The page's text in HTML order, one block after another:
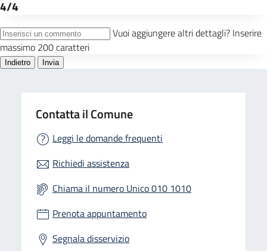
Contatta il Comune
Leggi le domande frequenti
Richiedi assistenza
Chiama il numero Unico 010 1010
Prenota appuntamento
Segnala disservizio